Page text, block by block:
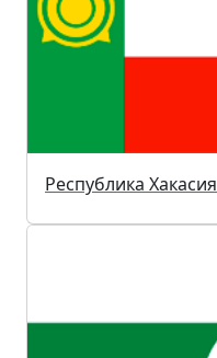
Республика Хакасия